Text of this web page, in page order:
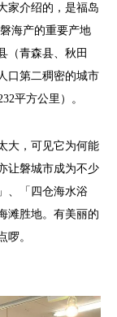
家介绍的，是福岛
海产的重要产地
（青森县、秋田
口第二稠密的城市
平方公里）。
大，可见它为何能
让磐城市成为不少
、「四仓海水浴
滩胜地。有美丽的
啰。